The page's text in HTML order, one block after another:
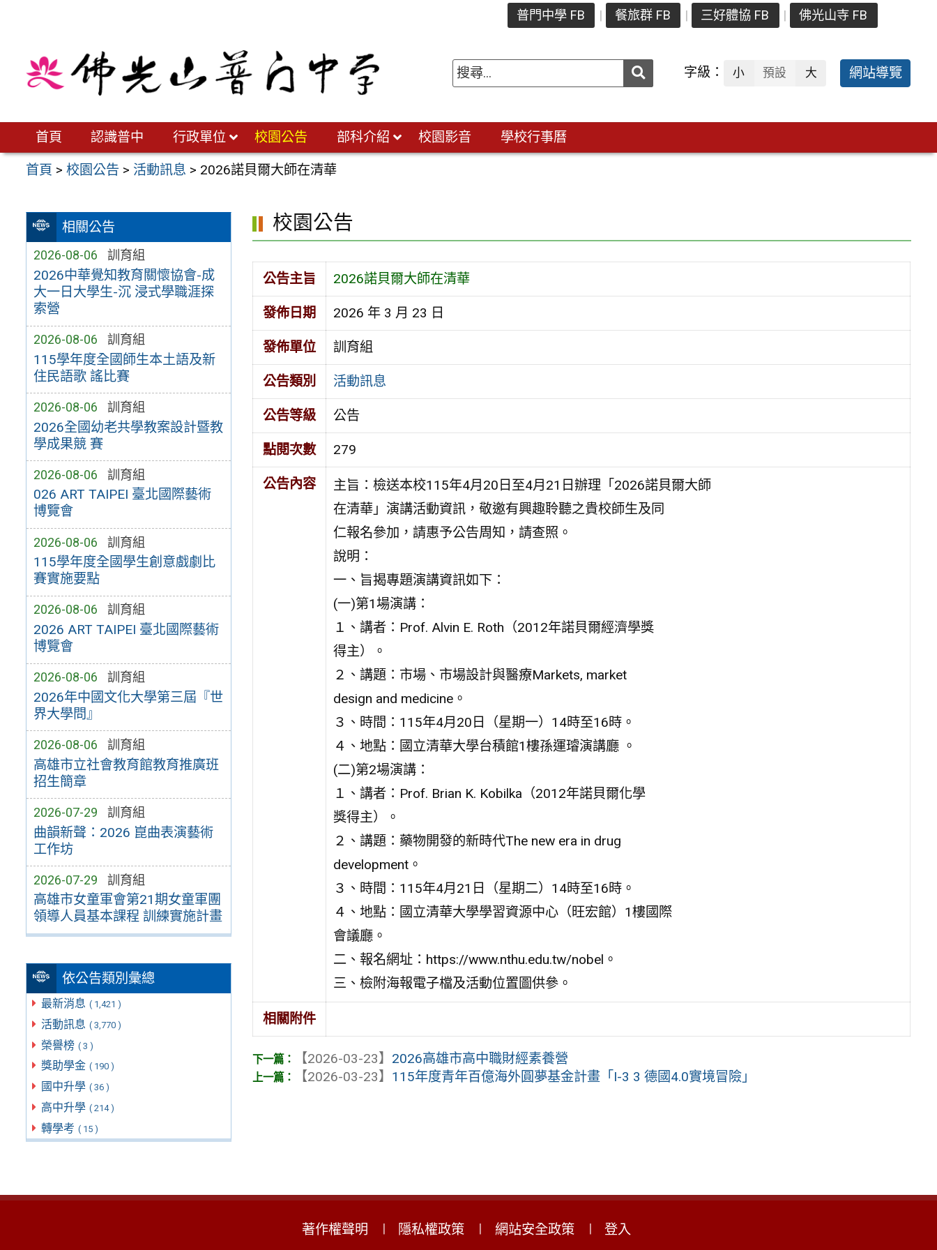
普門中學 FB 餐旅群 FB 三好體協 FB 佛光山寺 FB
送出 字級： 小 預設 大 網站導覽
首頁 認識普中 行政單位 校園公告 部科介紹 校園影音 學校行事曆
首頁 >校園公告 > 活動訊息 > 2026諾貝爾大師在清華
相關公告
2026-08-06 訓育組
2026中華覺知教育關懷協會-成
大一日大學生-沉 浸式學職涯探
索營
2026-08-06 訓育組
115學年度全國師生本土語及新
住民語歌 謠比賽
2026-08-06 訓育組
2026全國幼老共學教案設計暨教
學成果競 賽
2026-08-06 訓育組
026 ART TAIPEI 臺北國際藝術
博覽會
2026-08-06 訓育組
115學年度全國學生創意戲劇比
賽實施要點
2026-08-06 訓育組
2026 ART TAIPEI 臺北國際藝術
博覽會
2026-08-06 訓育組
2026年中國文化大學第三屆『世
界大學問』
2026-08-06 訓育組
高雄市立社會教育館教育推廣班
招生簡章
2026-07-29 訓育組
曲韻新聲：2026 崑曲表演藝術
工作坊
2026-07-29 訓育組
高雄市女童軍會第21期女童軍團
領導人員基本課程 訓練實施計畫
依公告類別彙總
最新消息 ( 1,421 )
活動訊息 ( 3,770 )
榮譽榜 ( 3 )
獎助學金 ( 190 )
國中升學 ( 36 )
高中升學 ( 214 )
轉學考 ( 15 )
校園公告
公告主旨 2026諾貝爾大師在清華
發佈日期 2026 年 3 月 23 日
發佈單位 訓育組
公告類別 活動訊息
公告等級 公告
點閱次數 279
公告內容
主旨：檢送本校115年4月20日至4月21日辦理「2026諾貝爾大師
在清華」演講活動資訊，敬邀有興趣聆聽之貴校師生及同
仁報名參加，請惠予公告周知，請查照。
說明：
一、旨揭專題演講資訊如下：
(一)第1場演講：
１、講者：Prof. Alvin E. Roth（2012年諾貝爾經濟學獎
得主）。
２、講題：市場、市場設計與醫療Markets, market
design and medicine。
３、時間：115年4月20日（星期一）14時至16時。
４、地點：國立清華大學台積館1樓孫運璿演講廳 。
(二)第2場演講：
１、講者：Prof. Brian K. Kobilka（2012年諾貝爾化學
獎得主）。
２、講題：藥物開發的新時代The new era in drug
development。
３、時間：115年4月21日（星期二）14時至16時。
４、地點：國立清華大學學習資源中心（旺宏館）1樓國際
會議廳。
二、報名網址：https://www.nthu.edu.tw/nobel。
三、檢附海報電子檔及活動位置圖供參。
相關附件
【2026-03-23】 2026高雄市高中職財經素養營
【2026-03-23】 115年度青年百億海外圓夢基金計畫「I-3 3 德國4.0實境冒險」
著作權聲明 隱私權政策 網站安全政策
登入